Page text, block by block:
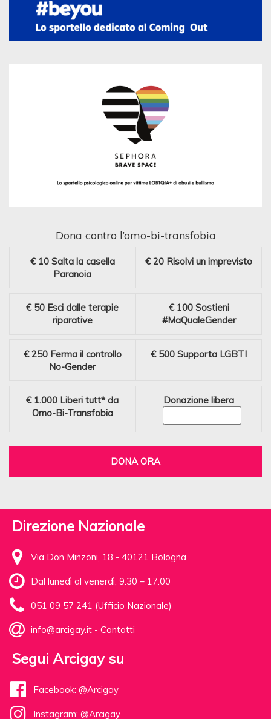
Dona contro l’omo-bi-transfobia
€ 10 Salta la casella
Paranoia
€ 20 Risolvi un imprevisto
€ 50 Esci dalle terapie
riparative
€ 100 Sostieni
#MaQualeGender
€ 250 Ferma il controllo
No-Gender
€ 500 Supporta LGBTI
€ 1.000 Liberi tutt* da
Omo-Bi-Transfobia
Donazione libera
DONA ORA
Direzione Nazionale
Via Don Minzoni, 18 - 40121 Bologna
Dal lunedì al venerdì, 9.30 – 17.00
051 09 57 241 (Ufficio Nazionale)
info@arcigay.it - Contatti
Segui Arcigay su
Facebook: @Arcigay
Instagram: @Arcigay